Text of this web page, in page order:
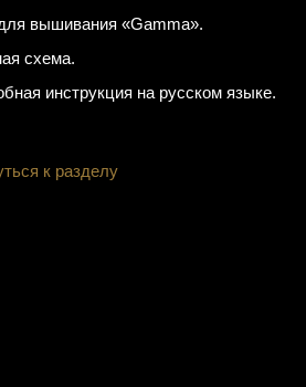
вышивания «Gamma».
схема.
инструкция на русском языке.
к разделу